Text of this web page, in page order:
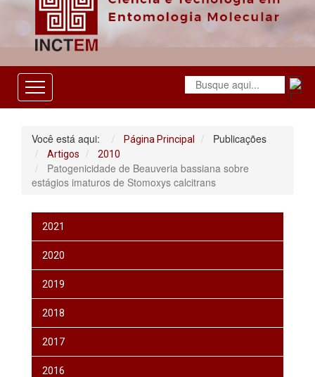
Você está aqui: Página Principal Publicações
Artigos 2010
Patogenicidade de Beauveria bassiana sobre
estágios imaturos de Stomoxys calcitrans
2021
2020
2019
2018
2017
2016